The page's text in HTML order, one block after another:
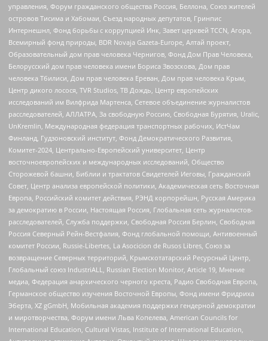
управления, Форум гражданского общества Россия, Беллона, Союз жителей
островов Тисима и Хабомаи, Съезд народных депутатов, Гринпис
Интернешнл, Фонд борьбы с коррупцией Инк, Завет церквей TCCN, Агора,
Всемирный фонд природы, BDR Novaja Gazeta-Europe, Алтай проект,
Образовательный дом прав человека Чернигов, Фонд Дом Прав Человека,
Белорусский дом прав человека имени Бориса Звозскова, Дом прав
человека Тбилиси, Дом прав человека Ереван, Дом прав человека Крым,
Центр дикого лосося, TVR Studios, ТВ Дождь, Центр европейских
исследований им Вилфрида Мартенса, Сетевое объединение журналистов
расследователей, АЛЛАТРА, За свободную Россию, Свободная Бурятия, Uralic,
UnKremlin, Международная федерация транспортных рабочих, ИстЧам
Финланд, Гудзоновский институт, Фонд Демократического Развития,
Комитет-2024, Центрально-Европейский университет, Центр
восточноевропейских и международных исследований, Общество
Сторожевой башни, Библии и трактатов Свидетелей Иеговы, Гражданский
Совет, Центр анализа европейской политики, Академическая сеть Восточная
Европа, Российский комитет действия, РЭНД корпорейшн, Русская Америка
за демократию в России, Настоящая Россия, Глобальная сеть журналистов-
расследователей, Служба поддержки, Свободная Россия Берлин, Свободная
Россия Северный Рейн-Вестфалия, Фонд глобальной помощи, Антивоенный
комитет России, Russie-Libertes, La Asocicion de Rusos Libres, Союз за
возвращение Северных территорий, Крымскотатарский Ресурсный Центр,
Глобальный союз IndustriALL, Russian Election Monitor, Article 19, Мнение
медиа, Федерация анархического черного креста, Радио Свободная Европа,
Германское общество изучения Восточной Европы, Фонд имени Фридриха
Эберта, XZ gGmbH, Мобильная академия поддержки гендерной демократии
и миротворчества, Форум имени Льва Копелева, American Councils for
International Education, Cultural Vistas, Institute of International Education,